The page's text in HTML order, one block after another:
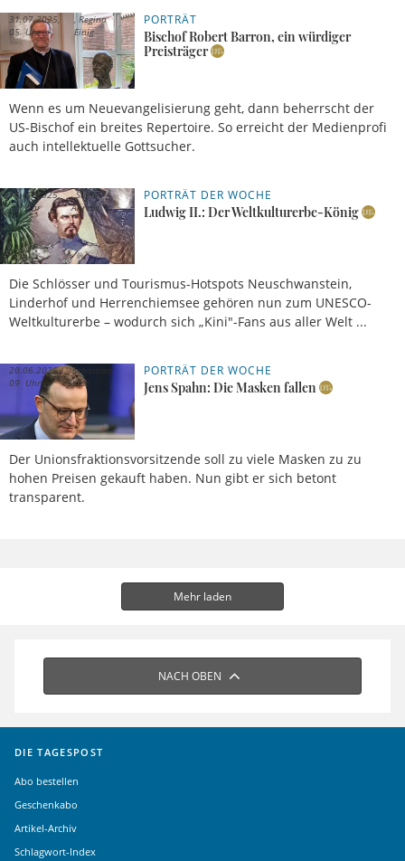
PORTRÄT
Bischof Robert Barron, ein würdiger
Preisträger
Wenn es um Neuevangelisierung geht, dann beherrscht der
US-Bischof ein breites Repertoire. So erreicht der Medienprofi
auch intellektuelle Gottsucher.
31.07.2025,
05 Uhr
Regina
Einig
PORTRÄT DER WOCHE
Ludwig II.: Der Weltkulturerbe-König
Die Schlösser und Tourismus-Hotspots Neuschwanstein,
Linderhof und Herrenchiemsee gehören nun zum UNESCO-
Weltkulturerbe – wodurch sich „Kini"-Fans aus aller Welt ...
15.07.2025,
20 Uhr
Stefan
Ahrens
PORTRÄT DER WOCHE
Jens Spahn: Die Masken fallen
Der Unionsfraktionsvorsitzende soll zu viele Masken zu zu
hohen Preisen gekauft haben. Nun gibt er sich betont
transparent.
20.06.2025,
09 Uhr
Sebastian
Sasse
Mehr laden
NACH OBEN
DIE TAGESPOST
Abo bestellen
Geschenkabo
Artikel-Archiv
Schlagwort-Index